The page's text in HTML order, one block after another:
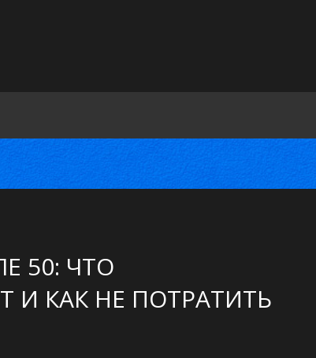
50: ЧТО
И КАК НЕ ПОТРАТИТЬ